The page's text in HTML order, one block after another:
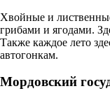
Хвойные и
грибами и ягодами.
Также каждое лето
автогонкам.
Мордовский